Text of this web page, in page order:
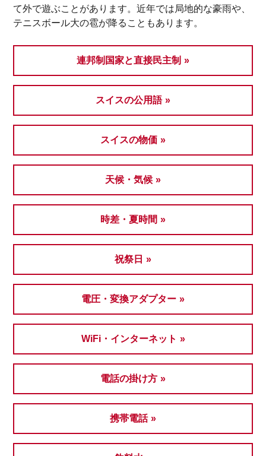
て外で遊ぶことがあります。近年では局地的な豪雨や、
テニスボール大の雹が降ることもあります。
連邦制国家と直接民主制
スイスの公用語
スイスの物価
天候・気候
時差・夏時間
祝祭日
電圧・変換アダプター
WiFi・インターネット
電話の掛け方
携帯電話